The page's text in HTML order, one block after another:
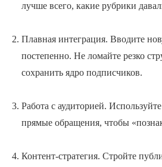
лучше всего, какие рубрики
Плавная интеграция. Вводите
постепенно. Не ломайте резко
сохранить ядро подписчиков.
Работа с аудиторией.
прямые обращения, чтобы
Контент-стратегия. Стройте